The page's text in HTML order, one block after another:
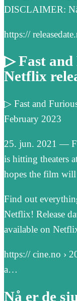
DISCLAIMER:
https://
▷ Fast and
Netflix
▷ Fast and
February 2023
25. jun. 2021 —
is hitting theaters
hopes the film
Find out
Netflix! Release
available on
https:// cine.no ›
a…
Nå er de